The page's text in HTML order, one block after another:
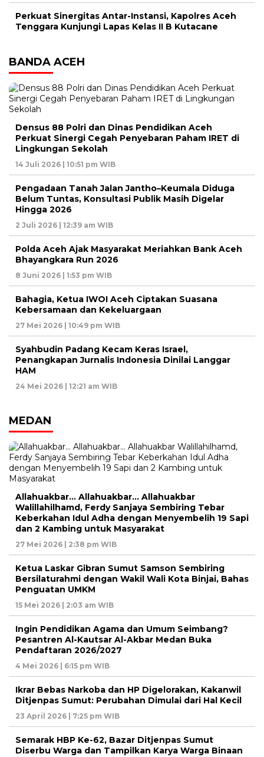
Perkuat Sinergitas Antar-Instansi, Kapolres Aceh
Tenggara Kunjungi Lapas Kelas II B Kutacane
BANDA ACEH
Densus 88 Polri dan Dinas Pendidikan Aceh
Perkuat Sinergi Cegah Penyebaran Paham IRET di
Lingkungan Sekolah
14 Juli 2026 | 10:51 pm WIB
Pengadaan Tanah Jalan Jantho–Keumala Diduga
Belum Tuntas, Konsultasi Publik Masih Digelar
Hingga 2026
2 Juli 2026 | 12:39 am WIB
Polda Aceh Ajak Masyarakat Meriahkan Bank Aceh
Bhayangkara Run 2026
8 Juni 2026 | 1:53 pm WIB
Bahagia, Ketua IWOI Aceh Ciptakan Suasana
Kebersamaan dan Kekeluargaan
27 Mei 2026 | 10:49 pm WIB
Syahbudin Padang Kecam Keras Israel,
Penangkapan Jurnalis Indonesia Dinilai Langgar
HAM
24 Mei 2026 | 12:21 am WIB
MEDAN
Allahuakbar… Allahuakbar… Allahuakbar
Walillahilhamd, Ferdy Sanjaya Sembiring Tebar
Keberkahan Idul Adha dengan Menyembelih 19 Sapi
dan 2 Kambing untuk Masyarakat
27 Mei 2026 | 2:38 pm WIB
Ketua Laskar Gibran Sumut Samson Sembiring
Bersilaturahmi dengan Wakil Wali Kota Binjai, Bahas
Penguatan UMKM
15 Mei 2026 | 2:03 am WIB
Ingin Pendidikan Agama dan Umum Seimbang?
Pesantren Al-Kautsar Al-Akbar Medan Buka
Pendaftaran 2026/2027
4 Mei 2026 | 6:15 pm WIB
Ikrar Bebas Narkoba dan HP Digelorakan, Kakanwil
Ditjenpas Sumut: Perubahan Dimulai dari Hal Kecil
23 April 2026 | 7:25 pm WIB
Semarak HBP Ke-62, Bazar Ditjenpas Sumut
Diserbu Warga dan Tampilkan Karya Warga Binaan